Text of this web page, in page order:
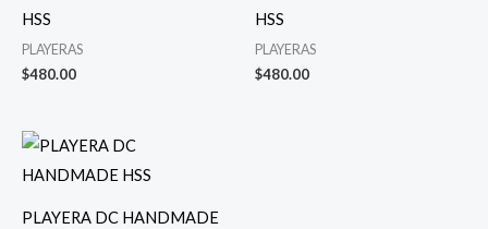
HSS
PLAYERAS
$480.00
HSS
PLAYERAS
$480.00
PLAYERA DC HANDMADE